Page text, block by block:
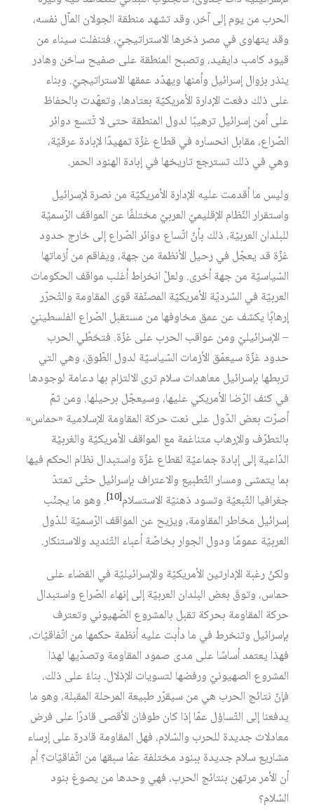
الحرب من يوم إلى آخر، وقد تشهد منطقة الجولان المآل نفسه،
وقد يتهاوى في مصر ذخرها الاستراتيجيّ، فتنفلت سيناء من
قيود كامب دايفيد، وتصبح المنطقة على صفيح ساخن وهادر
ينذر بزوال إسرائيل وأمنها ويهدّد عمقها الاستراتيجيّ. وبناء
على ذلك دفعت الإدارة الأمريكيّة بعتادها، وتعهّدت بالحفاظ
على أمن إسرائيل ترهيبًا لدول المنطقة حتى لا تّتسع دوائر
الصّراع، مقابل انحساره في قطاع غزّة تمهيدًا لإبادة عرقيّة،
وهي في ذلك تسترجع تاريخها في إبادة الهنود الحمر.
وليس ما أقدمت عليه الإدارة الأمريكيّة من نصرة لإسرائيل
واستقرار النّظام الإقليميّ العربيّ مختلفًا عن المواقف الرّسميّة
للبلدان العربيّة، ذلك بأنّ اتّساع دوائر الصّراع إلى خارج حدود
غزّة قد يعجّل في رحيل الأنظمة من جهة، ويفاقم من أزماتها
السّياسيّة من جهة أخرى. ولعلّ انخراط أغلب مواقف الحكومات
العربيّة في السّرديّة الأمريكيّة المصنّفة قوى المقاومة والتّحرّر
إرهابًا يكشف عن عمق مخاوفها من مستقبل الصّراع الفلسطينيّ
– الإسرائيليّ ومن عواقب الحرب على غزّة. فتخطّي الحرب
حدود غزّة سيعمّق الأزمات السّياسيّة لدول الطّوق، وهي التي
تربطها بإسرائيل معاهدات سلام ترى الالتزام بها دعامة لوجودها
في كنف الرّضا الأمريكي عليها، وسيعجّل برحيلها. ومن ثمّ
أصرّت بعض الدّول على نعت حركة المقاومة الإسلامية «حماس»
بالتطرّف والإرهاب متناغمة مع المواقف الأمريكيّة والغربيّة
الدّاعية إلى إبادة جماعيّة لقطاع غزّة واستبدال نظام الحكم فيها
بما يتمشى ومسار التّطبيع والاعتراف بإسرائيل حتّى تمتدّ
جغرافيا التّبعيّة وتسود ذهنيّة الاستسلام[10]
. وهو ما يجنّب
إسرائيل مخاطر المقاومة، ويزيح عن المواقف الرّسميّة للدّول
العربيّة عمومًا ودول الجوار بخاصّة أعباء التّنديد والاستنكار.
ولكنّ رغبة الإدارتين الأمريكيّة والإسرائيليّة في القضاء على
حماس، وتوقَ بعض البلدان العربيّة إلى إنهاء الصّراع واستبدال
حركة المقاومة بحركة تقبل بالمشروع الصّهيوني وتعترف
بإسرائيل وتنخرط في ما دأبت عليه أنظمة حكمها من اتّفاقيّات،
فهذا يعتمد أساسًا على مدى صمود المقاومة وتصدّيها لهذا
المشروع الصهيونيّ ورفضها لتسويات الإذلال. بناءً على ذلك،
فإنّ نتائج الحرب هي من سيقرّر طبيعة المرحلة المقبلة، وهو ما
يدفعنا إلى التّساؤل عمّا إذا كان طوفان الأقصى قادرًا على فرض
معادلات جديدة للحرب والسّلام، فهل المقاومة قادرة على إرساء
مشاريع سلام جديدة ببنود مختلفة عمّا سبقها من اتّفاقيّات؟ أم
أن الأمر مرتهن بنتائج الحرب، فهي وحدها من يصوغ بنود
السّلام؟